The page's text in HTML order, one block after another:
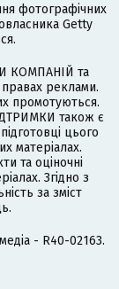
фотографічних
Getty
КОМПАНІЙ та
реклами.
промотуються.
також є
цього
матеріалах.
та оціночні
Згідно з
за зміст
- R40-02163.